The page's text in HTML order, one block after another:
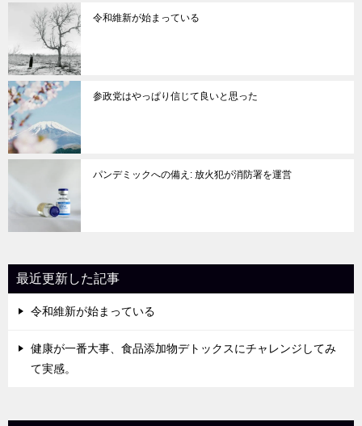
令和維新が始まっている
参政党はやっぱり信じて良いと思った
パンデミックへの備え: 放火犯が消防署を運営
最近更新した記事
令和維新が始まっている
健康が一番大事、食品添加物デトックスにチャレンジしてみ
て実感。